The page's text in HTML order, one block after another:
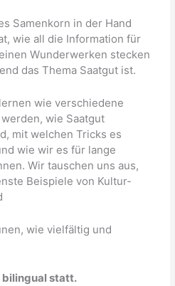
Samenkorn in der Hand
wie all die Information für
Wunderwerken stecken
das Thema Saatgut ist.
wie verschiedene
wie Saatgut
mit welchen Tricks es
wie wir es für lange
Wir tauschen uns aus,
Beispiele von Kultur-
wie vielfältig und
bilingual statt.